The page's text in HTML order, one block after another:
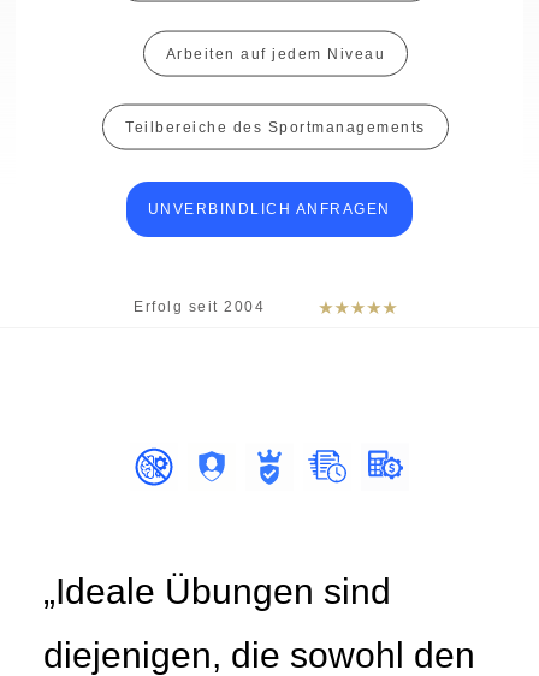
Arbeiten auf jedem Niveau
Teilbereiche des Sportmanagements
UNVERBINDLICH ANFRAGEN
„Ideale Übungen sind
diejenigen, die sowohl den